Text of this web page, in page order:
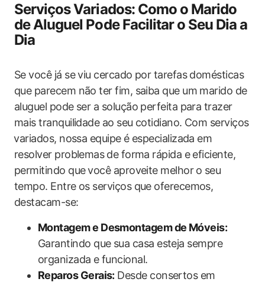
Serviços ‌Variados: Como o Marido
de Aluguel Pode Facilitar o Seu ‌Dia a
Dia
Se você já se viu cercado por tarefas domésticas
que parecem não ter fim, saiba que um marido de
aluguel pode ser a solução perfeita para trazer
mais tranquilidade ao seu cotidiano. Com serviços
⁤variados, nossa equipe é especializada em​
resolver problemas⁢ de forma rápida e eficiente,
permitindo que ⁤você aproveite melhor ⁢o seu
tempo. Entre os serviços que oferecemos,⁢
destacam-se:
Montagem e Desmontagem​ de Móveis:
Garantindo que sua casa esteja sempre
organizada e funcional.
Reparos Gerais: Desde consertos em